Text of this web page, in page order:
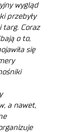
wygląd
przebyły
targ. Coraz
o to,
się
a nawet,